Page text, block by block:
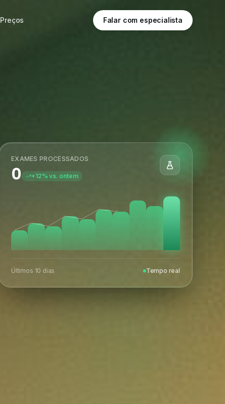
Preços Falar com especialista
EXAMES PROCESSADOS
0 +12% vs. ontem
Últimos 10 dias Tempo real